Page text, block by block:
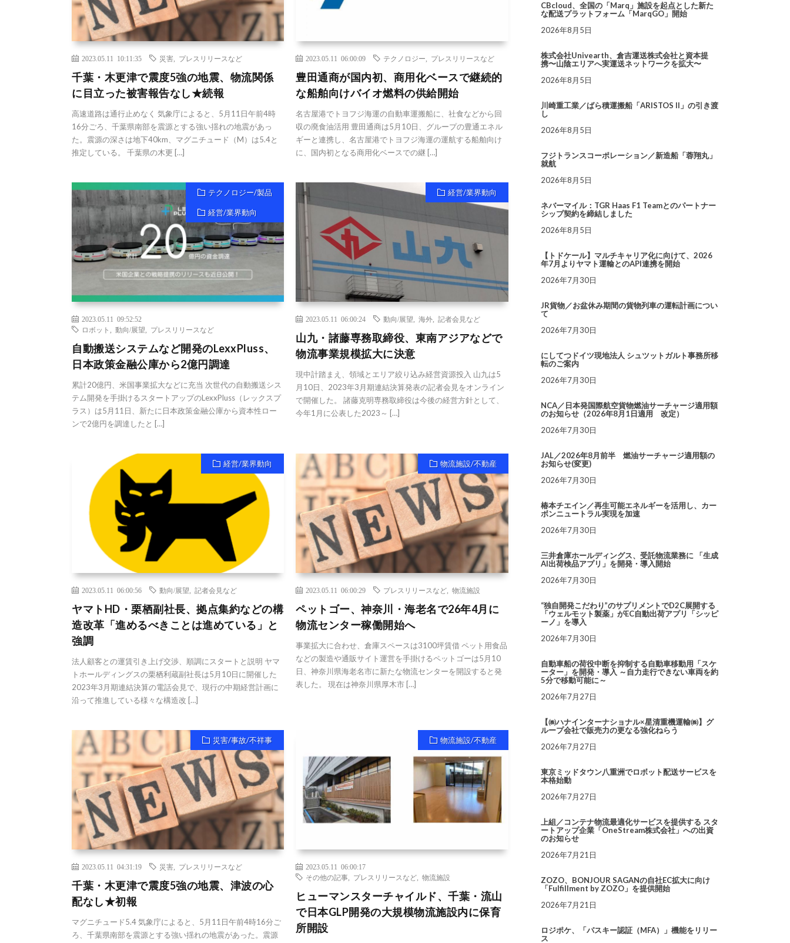
2023.05.11 10:11:35 災害 プレスリリースなど
千葉・木更津で震度5強の地震、物流関係
に目立った被害報告なし★続報
高速道路は通行止めなく 気象庁によると、5月11日午前4時
16分ごろ、千葉県南部を震源とする強い揺れの地震があっ
た。震源の深さは地下40km、マグニチュード（M）は5.4と
推定している。 千葉県の木更 […]
2023.05.11 06:00:09 テクノロジー プレスリリースなど
豊田通商が国内初、商用化ベースで継続的
な船舶向けバイオ燃料の供給開始
名古屋港でトヨフジ海運の自動車運搬船に、社食などから回
収の廃食油活用 豊田通商は5月10日、グループの豊通エネル
ギーと連携し、名古屋港でトヨフジ海運の運航する船舶向け
に、国内初となる商用化ベースでの継 […]
テクノロジー/製品
経営/業界動向
2023.05.11 09:52:52
ロボット
動向/展望 プレスリリースなど
自動搬送システムなど開発のLexxPluss、
日本政策金融公庫から2億円調達
累計20億円、米国事業拡大などに充当 次世代の自動搬送シス
テム開発を手掛けるスタートアップのLexxPluss（レックスプ
ラス）は5月11日、新たに日本政策金融公庫から資本性ロー
ンで2億円を調達したと […]
経営/業界動向
2023.05.11 06:00:24 動向/展望 ,海外 ,記者会見など
山九・諸藤専務取締役、東南アジアなどで
物流事業規模拡大に決意
現中計踏まえ、領域とエリア絞り込み経営資源投入 山九は5
月10日、2023年3月期連結決算発表の記者会見をオンライン
で開催した。 諸藤克明専務取締役は今後の経営方針として、
今年1月に公表した2023～ […]
経営/業界動向
2023.05.11 06:00:56 動向/展望 記者会見など
ヤマトHD・栗栖副社長、拠点集約などの構
造改革「進めるべきことは進めている」と
強調
法人顧客との運賃引き上げ交渉、順調にスタートと説明 ヤマ
トホールディングスの栗栖利蔵副社長は5月10日に開催した
2023年3月期連結決算の電話会見で、現行の中期経営計画に
沿って推進している様々な構造改 […]
物流施設/不動産
2023.05.11 06:00:29 プレスリリースなど ,物流施設
ペットゴー、神奈川・海老名で26年4月に
物流センター稼働開始へ
事業拡大に合わせ、倉庫スペースは3100坪賃借 ペット用食品
などの製造や通販サイト運営を手掛けるペットゴーは5月10
日、神奈川県海老名市に新たな物流センターを開設すると発
表した。 現在は神奈川県厚木市 […]
災害/事故/不祥事
2023.05.11 04:31:19 災害 プレスリリースなど
千葉・木更津で震度5強の地震、津波の心
配なし★初報
マグニチュード5.4 気象庁によると、5月11日午前4時16分ご
ろ、千葉県南部を震源とする強い揺れの地震があった。震源
物流施設/不動産
2023.05.11 06:00:17
その他の記事
プレスリリースなど ,物流施設
ヒューマンスターチャイルド、千葉・流山
で日本GLP開発の大規模物流施設内に保育
所開設
CBcloud、全国の「Marq」施設を起点とした新た
な配送プラットフォーム「MarqGO」開始
2026年8月5日
株式会社Univearth、倉吉運送株式会社と資本提
携〜山陰エリアへ実運送ネットワークを拡大〜
2026年8月5日
川崎重工業／ばら積運搬船「ARISTOS II」の引き渡
し
2026年8月5日
フジトランスコーポレーション／新造船「蓉翔丸」
就航
2026年8月5日
ネバーマイル：TGR Haas F1 Teamとのパートナー
シップ契約を締結しました
2026年8月5日
【トドケール】マルチキャリア化に向けて、2026
年7月よりヤマト運輸とのAPI連携を開始
2026年7月30日
JR貨物／お盆休み期間の貨物列車の運転計画につい
て
2026年7月30日
にしてつドイツ現地法人 シュツットガルト事務所移
転のご案内
2026年7月30日
NCA／日本発国際航空貨物燃油サーチャージ適用額
のお知らせ（2026年8月1日適用 改定）
2026年7月30日
JAL／2026年8月前半 燃油サーチャージ適用額の
お知らせ(変更)
2026年7月30日
椿本チエイン／再生可能エネルギーを活用し、カー
ボンニュートラル実現を加速
2026年7月30日
三井倉庫ホールディングス、受託物流業務に 「生成
AI出荷検品アプリ」を開発・導入開始
2026年7月30日
“独自開発こだわり”のサプリメントでD2C展開する
「ウェルモット製薬」がEC自動出荷アプリ「シッピ
ーノ」を導入
2026年7月30日
自動車船の荷役中断を抑制する自動車移動用「スケ
ーター」を開発・導入 ～自力走行できない車両を約
5分で移動可能に～
2026年7月27日
【㈱ハナインターナショナル×星清重機運輸㈱】グ
ループ会社で販売力の更なる強化ねらう
2026年7月27日
東京ミッドタウン八重洲でロボット配送サービスを
本格始動
2026年7月27日
上組／コンテナ物流最適化サービスを提供する スタ
ートアップ企業「OneStream株式会社」への出資
のお知らせ
2026年7月21日
ZOZO、BONJOUR SAGANの自社EC拡大に向け
「Fulfillment by ZOZO」を提供開始
2026年7月21日
ロジポケ、「パスキー認証（MFA）」機能をリリー
ス